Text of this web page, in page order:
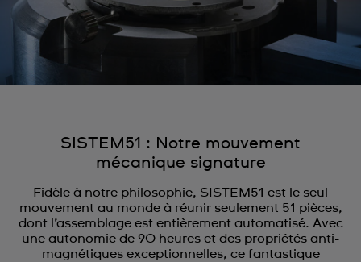
SISTEM51 : Notre mouvement
mécanique signature
Fidèle à notre philosophie, SISTEM51 est le seul
mouvement au monde à réunir seulement 51 pièces,
dont l’assemblage est entièrement automatisé. Avec
une autonomie de 90 heures et des propriétés anti-
magnétiques exceptionnelles, ce fantastique